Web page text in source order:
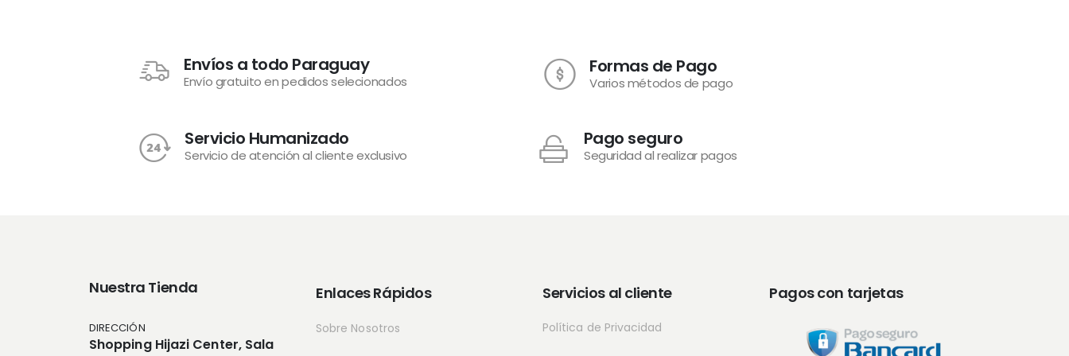
Envíos a todo Paraguay
Envío gratuito en pedidos selecionados
Formas de Pago
Varios métodos de pago
Servicio Humanizado
Servicio de atención al cliente exclusivo
Pago seguro
Seguridad al realizar pagos
Nuestra Tienda
DIRECCIÓN
Shopping Hijazi Center, Sala
Enlaces Rápidos
Sobre Nosotros
Servicios al cliente
Política de Privacidad
Pagos con tarjetas